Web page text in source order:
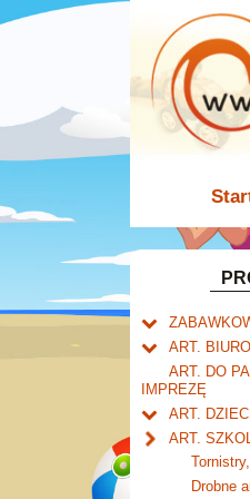
Welly.
Mały
Zabawki
ART.
Klipy i
ART. DO
IMPREZĘ
ART.
Artykuły
niemowlaka.
ART.
Drobne